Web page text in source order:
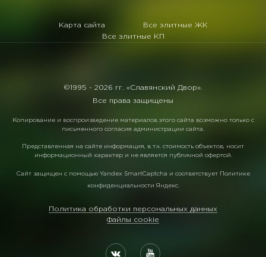
Карта сайта
Все элитные ЖК
Все элитные КП
©1995 - 2026 гг. «Славянский Двор».
Все права защищены
Копирование и воспроизведение материалов этого сайта возможно только с
письменного согласия администрации сайта.
Представленная на сайте информация, в т.ч. стоимость объектов, носит
информационный характер и не является публичной офертой.
Сайт защищен с помощью Yandex SmartCaptcha и соответствует Политике
конфиденциальности Яндекс.
Политика обработки персональных данных
Файлы cookie